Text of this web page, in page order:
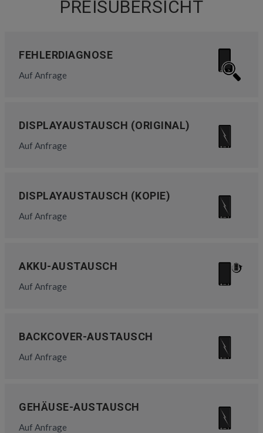
PREISÜBERSICHT
FEHLERDIAGNOSE
Auf Anfrage
DISPLAYAUSTAUSCH (ORIGINAL)
Auf Anfrage
DISPLAYAUSTAUSCH (KOPIE)
Auf Anfrage
AKKU-AUSTAUSCH
Auf Anfrage
BACKCOVER-AUSTAUSCH
Auf Anfrage
GEHÄUSE-AUSTAUSCH
Auf Anfrage